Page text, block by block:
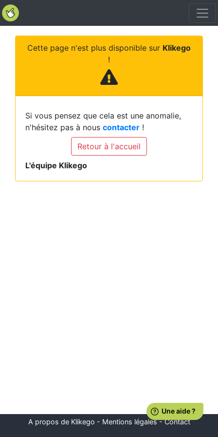
Cette page n'est plus disponible sur Klikego
!
Si vous pensez que cela est une anomalie,
n'hésitez pas à nous contacter !
Retour à l'accueil
L'équipe Klikego
A propos de Klikego - Mentions légales-Contact